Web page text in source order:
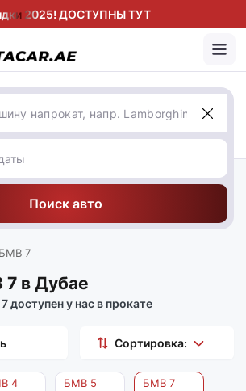
2025! ДОСТУПНЫ ТУТ
Поиск авто
БМВ 7
в Дубае
у нас в прокате
Сортировка:
4
БМВ 5
БМВ 7